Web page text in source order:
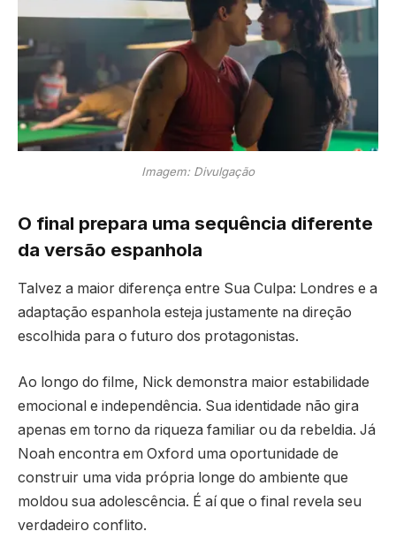
Imagem: Divulgação
O final prepara uma sequência diferente
da versão espanhola
Talvez a maior diferença entre Sua Culpa: Londres e a
adaptação espanhola esteja justamente na direção
escolhida para o futuro dos protagonistas.
Ao longo do filme, Nick demonstra maior estabilidade
emocional e independência. Sua identidade não gira
apenas em torno da riqueza familiar ou da rebeldia. Já
Noah encontra em Oxford uma oportunidade de
construir uma vida própria longe do ambiente que
moldou sua adolescência. É aí que o final revela seu
verdadeiro conflito.